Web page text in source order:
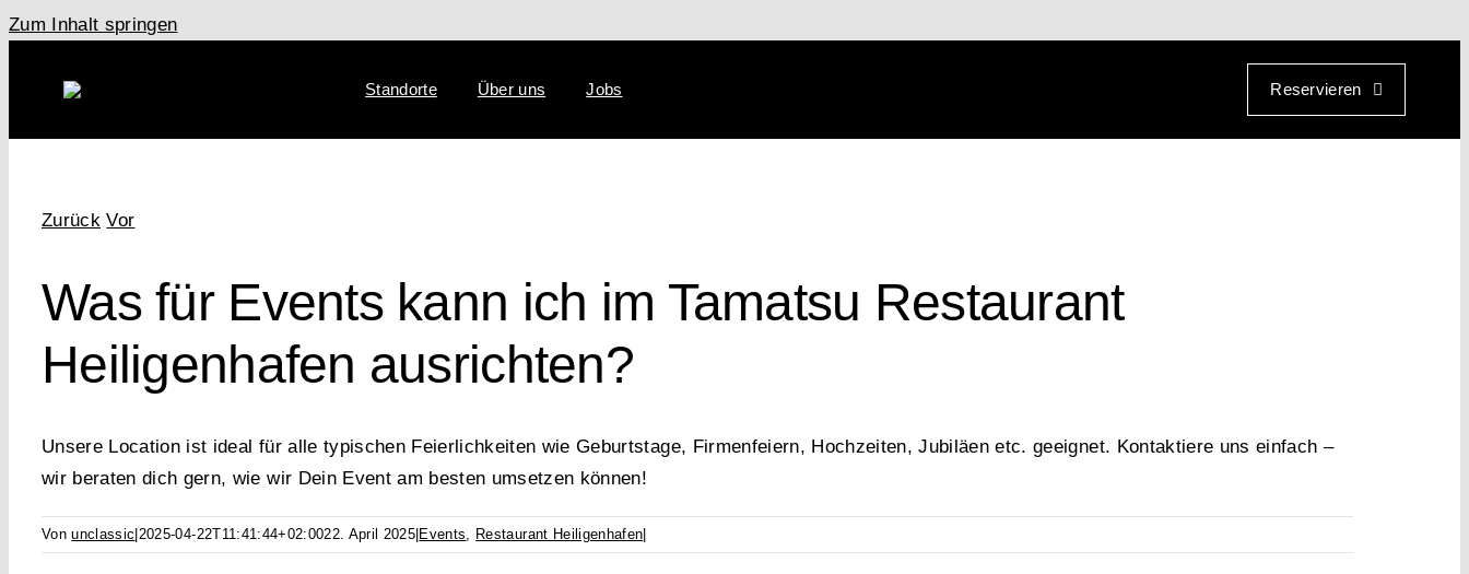
Zum Inhalt springen
Standorte Über uns Jobs Reservieren
Zurück Vor
Was für Events kann ich im Tamatsu Restaurant
Heiligenhafen ausrichten?
Unsere Location ist ideal für alle typischen Feierlichkeiten wie Geburtstage, Firmenfeiern, Hochzeiten, Jubiläen etc. geeignet. Kontaktiere uns einfach –
wir beraten dich gern, wie wir Dein Event am besten umsetzen können!
Vonunclassic 2025-04-22T11:41:44+02:0022. April 2025 Events, Restaurant Heiligenhafen